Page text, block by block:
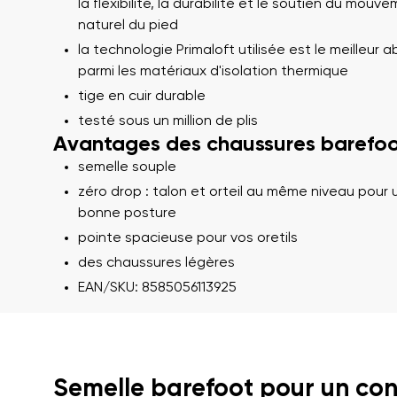
la flexibilité, la durabilité et le soutien du
naturel du pied
la technologie Primaloft utilisée est le meilleur
parmi les matériaux d'isolation thermique
tige en cuir durable
testé sous un million de plis
Avantages des chaussures
semelle souple
zéro drop : talon et orteil au même niveau pour
bonne posture
pointe spacieuse pour vos oretils
des chaussures légères
EAN/SKU: 8585056113925
Semelle barefoot pour un
Votre prénom et
Question